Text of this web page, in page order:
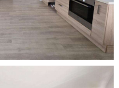
personnel hospitalier) ou un
:
hors honoraires : 143 900 EUR
000 EUR TTC à la charge de